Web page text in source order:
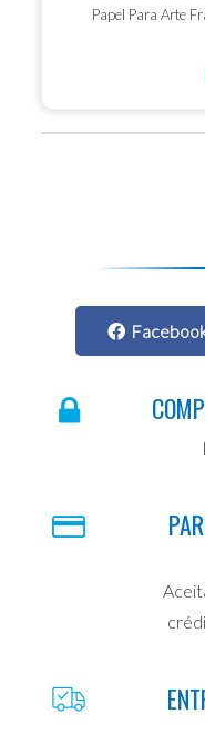
Papel Para Arte